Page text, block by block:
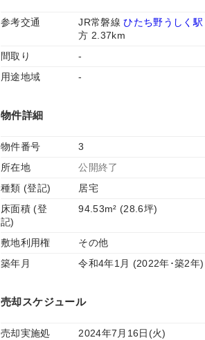
参考交通
JR常磐線ひたち野うしく駅
方 2.37km
間取り -
用途地域
-
物件詳細
物件番号 3
所在地
公開終了
種類 (登記)
居宅
床面積 (登
記)
94.53m² (28.6坪)
敷地利用権 その他
築年月
令和4年1月 (2022年･築2年)
売却スケジュール
売却実施処
2024年7月16日(火)